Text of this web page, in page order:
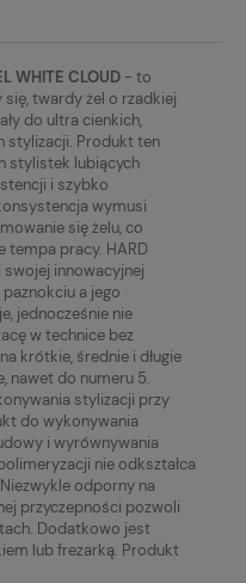
WHITE CLOUD - to
twardy żel o rzadkiej
do ultra cienkich,
stylizacji. Produkt ten
stylistek lubiących
i szybko
wymusi
się żelu, co
tempa pracy. HARD
swojej innowacyjnej
a jego
jednocześnie nie
w technice bez
krótkie, średnie i długie
nawet do numeru 5.
stylizacji przy
do wykonywania
i wyrównywania
nie odkształca
odporny na
przyczepności pozwoli
Dodatkowo jest
lub frezarką. Produkt